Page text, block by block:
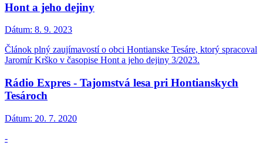
Hont a jeho dejiny
Dátum: 8. 9. 2023
Článok plný zaujímavostí o obci Hontianske Tesáre, ktorý spracoval
Jaromír Krško v časopise Hont a jeho dejiny 3/2023.
Rádio Expres - Tajomstvá lesa pri Hontianskych
Tesároch
Dátum: 20. 7. 2020
-